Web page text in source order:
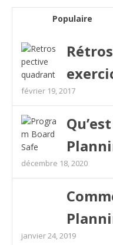
Populaire
février 19, 2017
décembre 18, 2020
janvier 24, 2019